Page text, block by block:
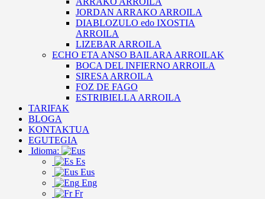
JORDAN ARRAKO ARROILA
DIABLOZULO edo IXOSTIA
ARROILA
LIZEBAR ARROILA
ECHO ETA ANSO BAILARA ARROILAK
BOCA DEL INFIERNO ARROILA
SIRESA ARROILA
FOZ DE FAGO
ESTRIBIELLA ARROILA
TARIFAK
BLOGA
KONTAKTUA
EGUTEGIA
Idioma:
Es
Eus
Eng
Fr